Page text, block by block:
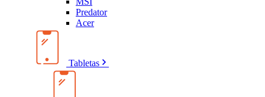
Predator
Acer
Tabletas